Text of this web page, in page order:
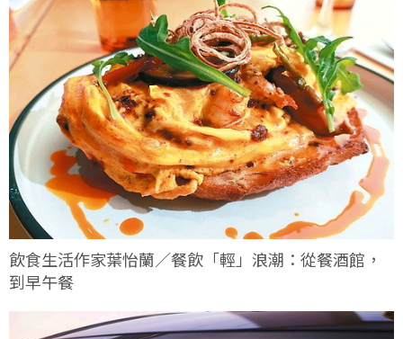
飲食生活作家葉怡蘭／餐飲「輕」浪潮：從餐酒館，
到早午餐